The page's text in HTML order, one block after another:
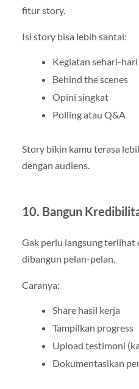
fitur story.
Isi story bisa lebih santai:
Kegiatan sehari-hari
Behind the scenes
Opini singkat
Polling atau Q&A
Story bikin kamu terasa
dengan audiens.
10. Bangun
Gak perlu langsung
dibangun pelan-pelan.
Caranya:
Share hasil kerja
Tampilkan progress
Upload testimoni
Dokumentasikan